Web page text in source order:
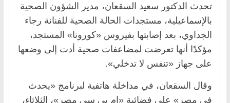
تحدث الدكتور سعيد السقعان، مدير الشؤون الصحية
بالإسماعيلية، مستجدات الحالة الصحية للفنانة رجاء
الجداوي، بعد إصابتها بفيروس «كورونا» المستجد،
مؤكدًا أنها تعرضت لمضاعفات صحية أدت إلى وضعها
على جهاز «تنفس لا تدخلي».
وقال السقعان، في مداخلة هاتفية لبرنامج «يحدث
في مصر» على فضائية «إم بي سي مصر»، الثلاثاء،